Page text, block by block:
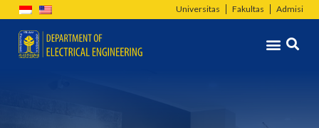
Lewati
ke
konten
Universitas Fakultas Admisi
Menu